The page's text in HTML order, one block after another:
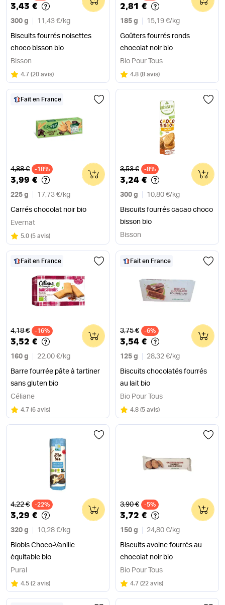
3,43 €
300 g 11,43 €/ kg
Biscuits fourrés noisettes
choco bisson bio
Bisson
Note
4.7 sur 5
(20 avis)
2,81 €
185 g 15,19 €/ kg
Goûters fourrés ronds
chocolat noir bio
Bio Pour Tous
Note
4.8 sur 5
(8 avis)
Fait en France
Ancien prix
4,88 € -18%
3,99 €
225 g 17,73 €/ kg
Carrés chocolat noir bio
0
Evernat
Note
5.0 sur 5
(5 avis)
Ancien prix
3,53 € -8%
3,24 €
300 g 10,80 €/ kg
Biscuits fourrés cacao choco
bisson bio
0
Bisson
Fait en France
Ancien prix
4,18 € -16%
3,52 €
160 g 22,00 €/ kg
Barre fourrée pâte à tartiner
sans gluten bio
0
Céliane
Note
4.7 sur 5
(6 avis)
Fait en France
Ancien prix
3,75 € -6%
3,54 €
125 g 28,32 €/ kg
Biscuits chocolatés fourrés
au lait bio
0
Bio Pour Tous
Note
4.8 sur 5
(5 avis)
Ancien prix
4,22 € -22%
3,29 €
320 g 10,28 €/ kg
Biobis Choco-Vanille
équitable bio
0
Pural
Note
4.5 sur 5
(2 avis)
Ancien prix
3,90 € -5%
3,72 €
150 g 24,80 €/ kg
Biscuits avoine fourrés au
chocolat noir bio
0
Bio Pour Tous
Note
4.7 sur 5
(22 avis)